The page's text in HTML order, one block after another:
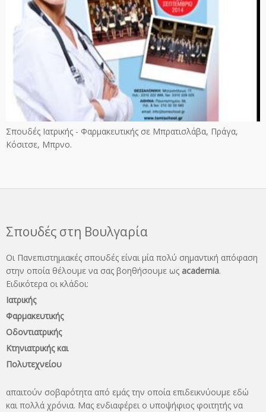
Σπουδές Ιατρικής - Φαρμακευτικής σε Μπρατισλάβα, Πράγα,
Κόσιτσε, Μπρνο.
Σπουδές στη Βουλγαρία
Οι Πανεπιστημιακές σπουδές είναι μία πολύ σημαντική απόφαση
στην οποία θέλουμε να σας βοηθήσουμε ως academia.
Ειδικότερα οι κλάδοι:
Ιατρικής
Φαρμακευτικής
Οδοντιατρικής
Κτηνιατρικής και
Πολυτεχνείου
απαιτούν σοβαρότητα από εμάς την οποία επιδεικνύουμε εδώ
και πολλά χρόνια. Μας ενδιαφέρει ο υποψήφιος φοιτητής να